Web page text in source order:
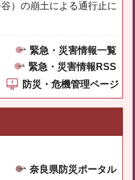
）の崩土による通行止に
緊急・災害情報一覧
緊急・災害情報RSS
防災・危機管理ページ
奈良県防災ポータル